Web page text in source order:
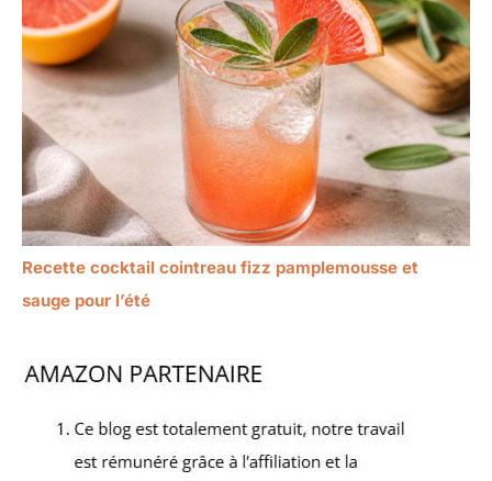
Recette cocktail cointreau fizz pamplemousse et
sauge pour l’été